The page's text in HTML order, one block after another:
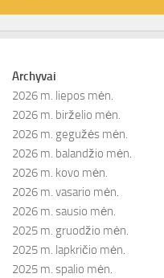
Archyvai
2026 m. liepos mėn.
2026 m. birželio mėn.
2026 m. gegužės mėn.
2026 m. balandžio mėn.
2026 m. kovo mėn.
2026 m. vasario mėn.
2026 m. sausio mėn.
2025 m. gruodžio mėn.
2025 m. lapkričio mėn.
2025 m. spalio mėn.